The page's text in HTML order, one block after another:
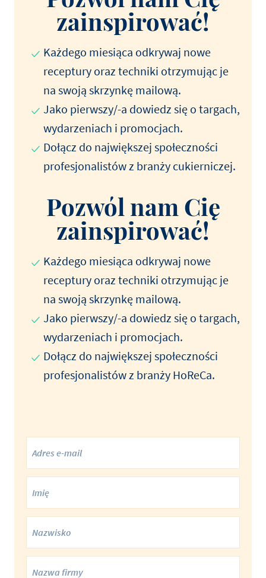
zainspirować!
Każdego miesiąca odkrywaj nowe
receptury oraz techniki otrzymując je
na swoją skrzynkę mailową.
Jako pierwszy/-a dowiedz się o targach,
wydarzeniach i promocjach.
Dołącz do największej społeczności
profesjonalistów z branży cukierniczej.
Pozwól nam Cię
zainspirować!
Każdego miesiąca odkrywaj nowe
receptury oraz techniki otrzymując je
na swoją skrzynkę mailową.
Jako pierwszy/-a dowiedz się o targach,
wydarzeniach i promocjach.
Dołącz do największej społeczności
profesjonalistów z branży HoReCa.